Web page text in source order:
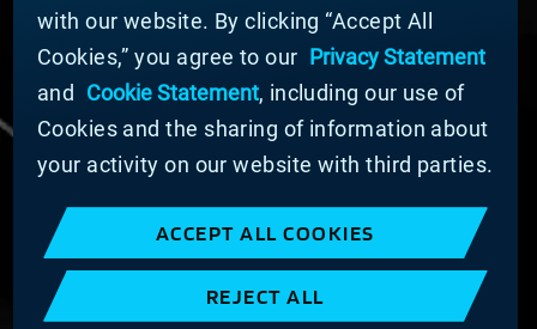
© MATERION CORPORATION 2024. ALL RIGHTS
RESERVED.
Cookie-Liste
Erklärung zu Cookies
Datenschutzerklärung
und des Menschenhandels
Nutzungsbedingungen
Verkaufsbedingungen
Impressum
with our website. By clicking “Accept All
Cookies,” you agree to our Privacy Statement
and
Cookie Statement, including our use of
Cookies and the sharing of information about
your activity on our website with third parties.
ACCEPT ALL COOKIES
REJECT ALL